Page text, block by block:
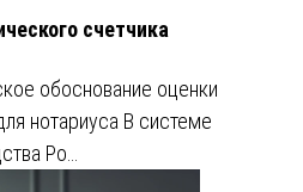
счетчика
обоснование оценки
нотариуса В системе
Ро…